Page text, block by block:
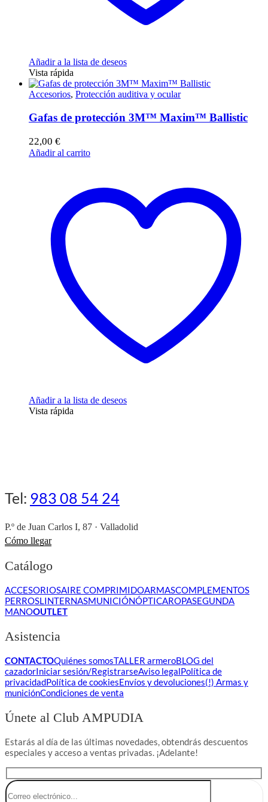
Añadir a la lista de deseos
Vista rápida
Accesorios, Protección auditiva y ocular
Gafas de protección 3M™ Maxim™ Ballistic
22,00 €
Añadir al carrito
Añadir a la lista de deseos
Vista rápida
Tel: 983 08 54 24
P.º de Juan Carlos I, 87 · Valladolid
Cómo llegar
Catálogo
ACCESORIOSAIRE COMPRIMIDOARMASCOMPLEMENTOS
PERROSLINTERNASMUNICIÓNÓPTICAROPASEGUNDA
MANOOUTLET
Asistencia
CONTACTOQuiénes somosTALLER armeroBLOG del
cazadorIniciar sesión/RegistrarseAviso legalPolítica de
privacidadPolítica de cookiesEnvíos y devoluciones(!) Armas y
municiónCondiciones de venta
Únete al Club AMPUDIA
Estarás al día de las últimas novedades, obtendrás descuentos
especiales y acceso a ventas privadas. ¡Adelante!